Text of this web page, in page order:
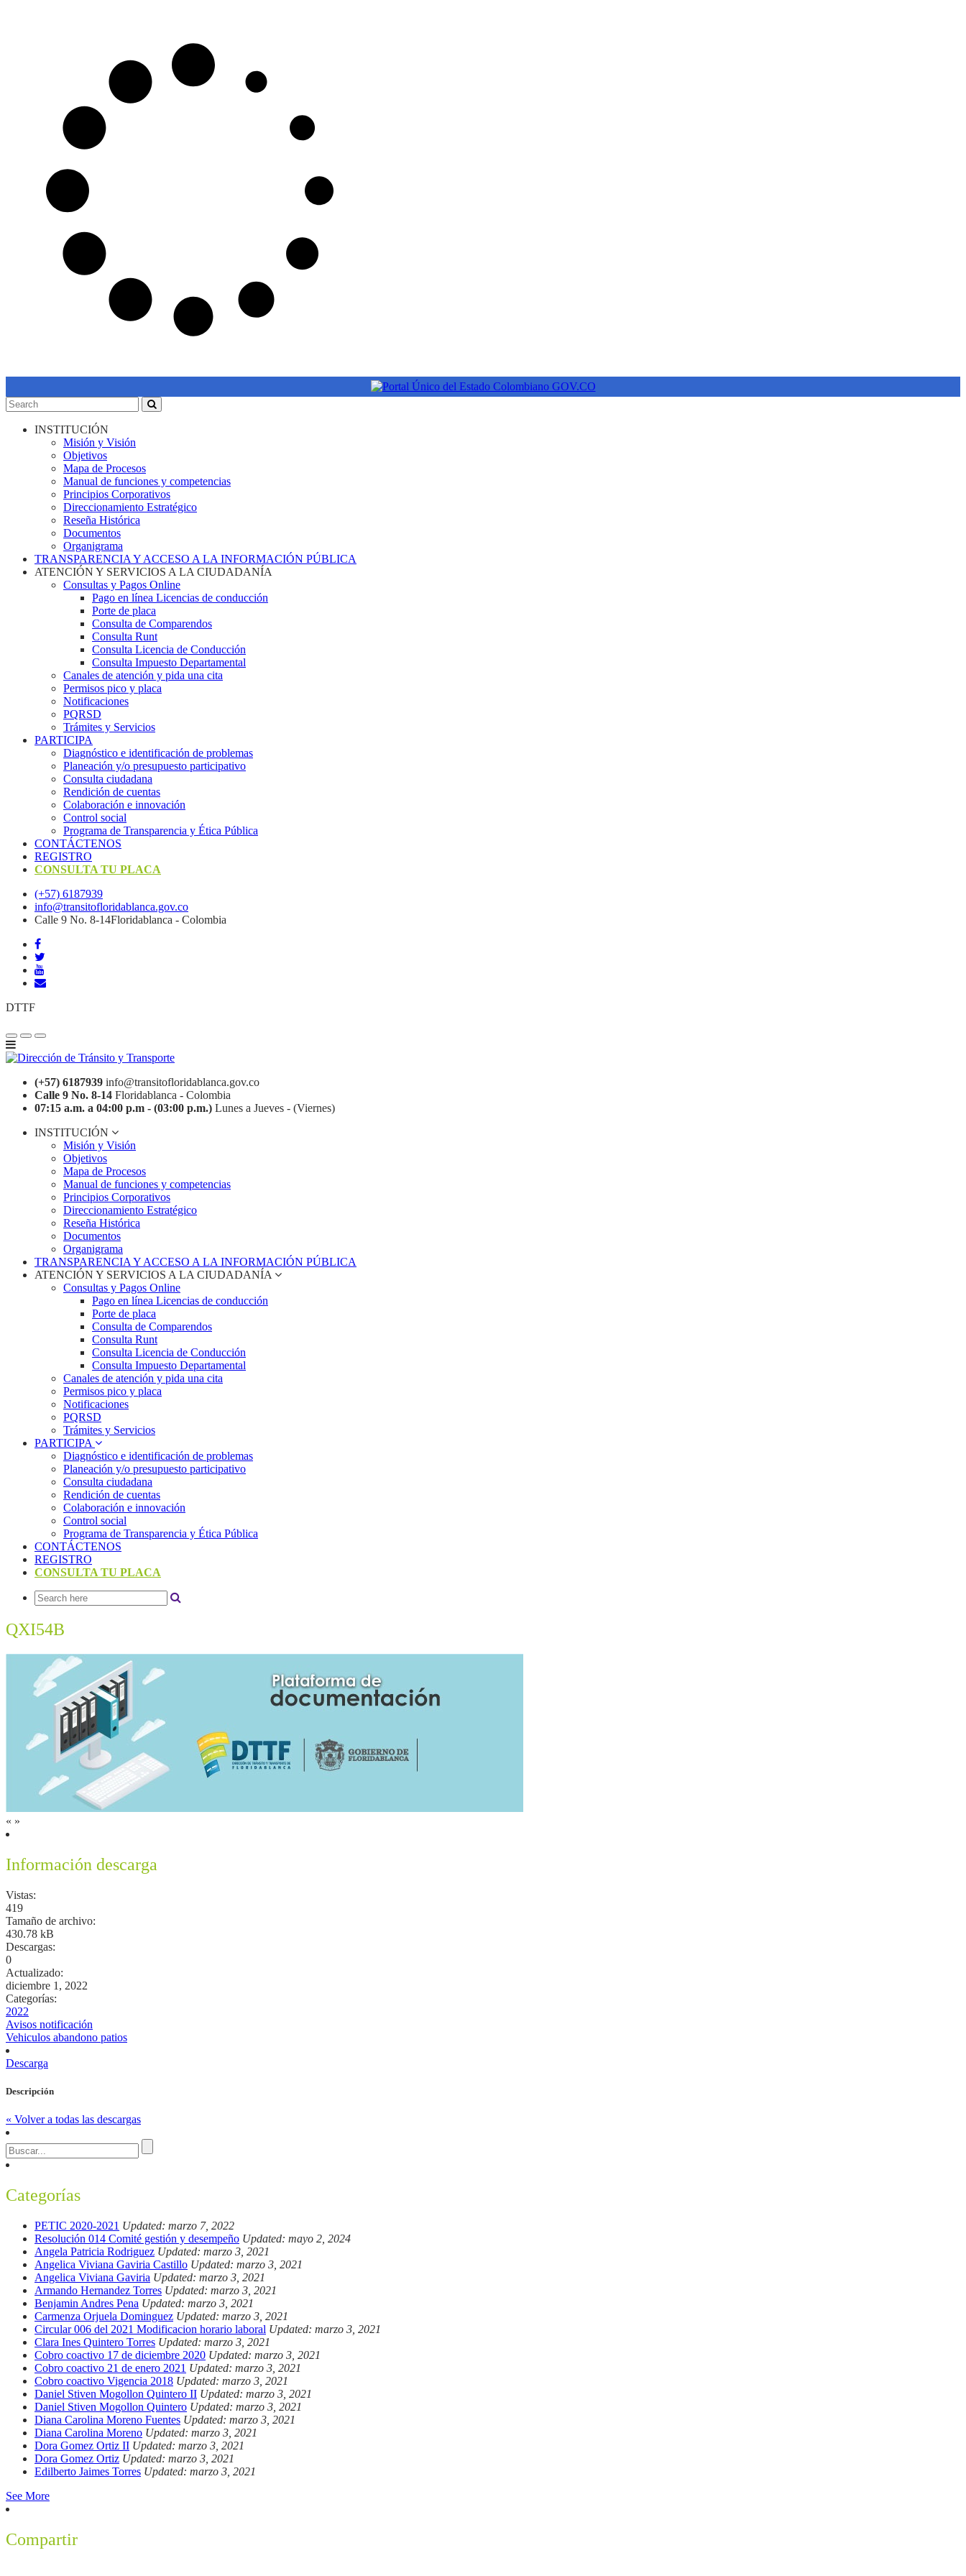
INSTITUCIÓN
Misión y Visión
Objetivos
Mapa de Procesos
Manual de funciones y competencias
Principios Corporativos
Direccionamiento Estratégico
Reseña Histórica
Documentos
Organigrama
TRANSPARENCIA Y ACCESO A LA INFORMACIÓN PÚBLICA
ATENCIÓN Y SERVICIOS A LA CIUDADANÍA
Consultas y Pagos Online
Pago en línea Licencias de conducción
Porte de placa
Consulta de Comparendos
Consulta Runt
Consulta Licencia de Conducción
Consulta Impuesto Departamental
Canales de atención y pida una cita
Permisos pico y placa
Notificaciones
PQRSD
Trámites y Servicios
PARTICIPA
Diagnóstico e identificación de problemas
Planeación y/o presupuesto participativo​
Consulta ciudadana
Rendición de cuentas
Colaboración e innovación
Control social
Programa de Transparencia y Ética Pública
CONTÁCTENOS
REGISTRO
CONSULTA TU PLACA
(+57) 6187939
info@transitofloridablanca.gov.co
Calle 9 No. 8-14Floridablanca - Colombia
DTTF
(+57) 6187939 info@transitofloridablanca.gov.co
Calle 9 No. 8-14 Floridablanca - Colombia
07:15 a.m. a 04:00 p.m - (03:00 p.m.) Lunes a Jueves - (Viernes)
INSTITUCIÓN
Misión y Visión
Objetivos
Mapa de Procesos
Manual de funciones y competencias
Principios Corporativos
Direccionamiento Estratégico
Reseña Histórica
Documentos
Organigrama
TRANSPARENCIA Y ACCESO A LA INFORMACIÓN PÚBLICA
ATENCIÓN Y SERVICIOS A LA CIUDADANÍA
Consultas y Pagos Online
Pago en línea Licencias de conducción
Porte de placa
Consulta de Comparendos
Consulta Runt
Consulta Licencia de Conducción
Consulta Impuesto Departamental
Canales de atención y pida una cita
Permisos pico y placa
Notificaciones
PQRSD
Trámites y Servicios
PARTICIPA
Diagnóstico e identificación de problemas
Planeación y/o presupuesto participativo​
Consulta ciudadana
Rendición de cuentas
Colaboración e innovación
Control social
Programa de Transparencia y Ética Pública
CONTÁCTENOS
REGISTRO
CONSULTA TU PLACA
QXI54B
« »
Información descarga
Vistas:
419
Tamaño de archivo:
430.78 kB
Descargas:
0
Actualizado:
diciembre 1, 2022
Categorías:
2022
Avisos notificación
Vehiculos abandono patios
Descarga
Descripción
« Volver a todas las descargas
Categorías
PETIC 2020-2021 Updated: marzo 7, 2022
Resolución 014 Comité gestión y desempeño Updated: mayo 2, 2024
Angela Patricia Rodriguez Updated: marzo 3, 2021
Angelica Viviana Gaviria Castillo Updated: marzo 3, 2021
Angelica Viviana Gaviria Updated: marzo 3, 2021
Armando Hernandez Torres Updated: marzo 3, 2021
Benjamin Andres Pena Updated: marzo 3, 2021
Carmenza Orjuela Dominguez Updated: marzo 3, 2021
Circular 006 del 2021 Modificacion horario laboral Updated: marzo 3, 2021
Clara Ines Quintero Torres Updated: marzo 3, 2021
Cobro coactivo 17 de diciembre 2020 Updated: marzo 3, 2021
Cobro coactivo 21 de enero 2021 Updated: marzo 3, 2021
Cobro coactivo Vigencia 2018 Updated: marzo 3, 2021
Daniel Stiven Mogollon Quintero II Updated: marzo 3, 2021
Daniel Stiven Mogollon Quintero Updated: marzo 3, 2021
Diana Carolina Moreno Fuentes Updated: marzo 3, 2021
Diana Carolina Moreno Updated: marzo 3, 2021
Dora Gomez Ortiz II Updated: marzo 3, 2021
Dora Gomez Ortiz Updated: marzo 3, 2021
Edilberto Jaimes Torres Updated: marzo 3, 2021
See More
Compartir